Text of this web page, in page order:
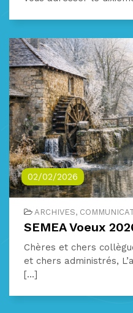
02/02/2026
ARCHIVES,
SEMEA Voeux
Chères et chers
et chers administrés,
[...]